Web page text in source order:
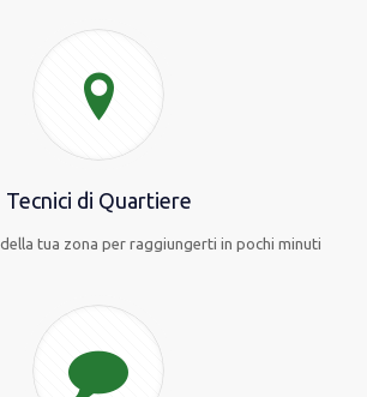
Tecnici di Quartiere
tua zona per raggiungerti in pochi minuti